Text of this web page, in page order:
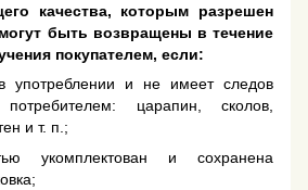
качества, которым разрешен
быть возвращены в течение
покупателем, если:
употреблении и не имеет следов
потребителем: царапин, сколов,
и т. п.;
укомплектован и сохранена